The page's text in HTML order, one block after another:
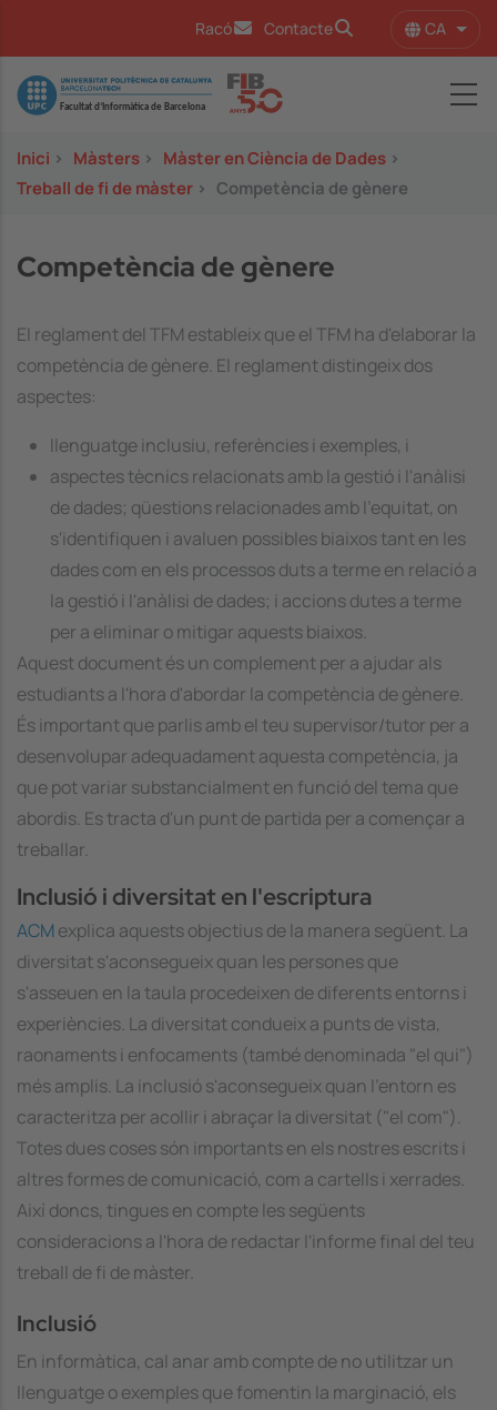
Racó Contacte CA
Image
Inici > Màsters > Màster en Ciència de Dades >
Treball de fi de màster > Competència de gènere
Competència de gènere
El reglament del TFM estableix que el TFM ha d'elaborar la
competència de gènere. El reglament distingeix dos
aspectes:
llenguatge inclusiu, referències i exemples, i
aspectes tècnics relacionats amb la gestió i l'anàlisi
de dades; qüestions relacionades amb l'equitat, on
s'identifiquen i avaluen possibles biaixos tant en les
dades com en els processos duts a terme en relació a
la gestió i l'anàlisi de dades; i accions dutes a terme
per a eliminar o mitigar aquests biaixos.
Aquest document és un complement per a ajudar als
estudiants a l'hora d'abordar la competència de gènere.
És important que parlis amb el teu supervisor/tutor per a
desenvolupar adequadament aquesta competència, ja
que pot variar substancialment en funció del tema que
abordis. Es tracta d'un punt de partida per a començar a
treballar.
Inclusió i diversitat en l'escriptura
ACMexplica aquests objectius de la manera següent. La
diversitat s'aconsegueix quan les persones que
s'asseuen en la taula procedeixen de diferents entorns i
experiències. La diversitat condueix a punts de vista,
raonaments i enfocaments (també denominada "el qui")
més amplis. La inclusió s'aconsegueix quan l'entorn es
caracteritza per acollir i abraçar la diversitat ("el com").
Totes dues coses són importants en els nostres escrits i
altres formes de comunicació, com a cartells i xerrades.
Així doncs, tingues en compte les següents
consideracions a l'hora de redactar l'informe final del teu
treball de fi de màster.
Inclusió
En informàtica, cal anar amb compte de no utilitzar un
llenguatge o exemples que fomentin la marginació, els